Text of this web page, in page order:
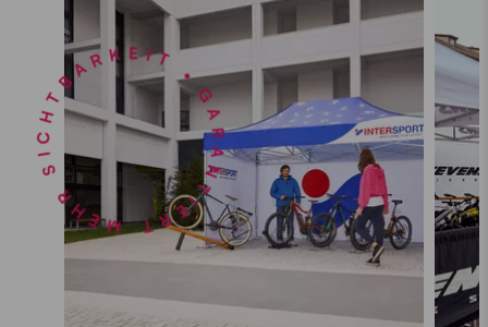
MEHR SICHTBARKEIT •